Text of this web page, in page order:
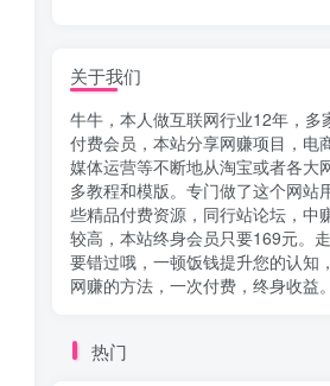
关于我们
牛牛，本人做互联网行业12年，多
付费会员，本站分享网赚项目，电
媒体运营等不断地从淘宝或者各大
多教程和模版。专门做了这个网站
些精品付费资源，同行站论坛，中
较高，本站终身会员只要169元。
要错过哦，一顿饭钱提升您的认知
网赚的方法，一次付费，终身收益。
热门